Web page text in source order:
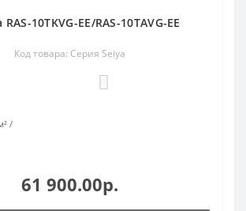
10TKVG-EE/RAS-10TAVG-EE
Код товара: Серия Seiya
61 900.00р.